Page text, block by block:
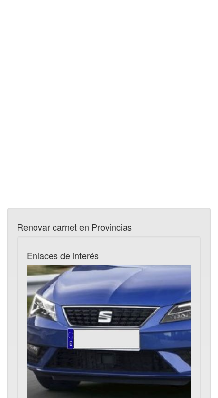
Renovar carnet en Provincias
Enlaces de interés